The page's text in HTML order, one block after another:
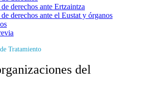
derechos ante Ertzaintza
derechos ante el Eustat y órganos
Tratamiento
del